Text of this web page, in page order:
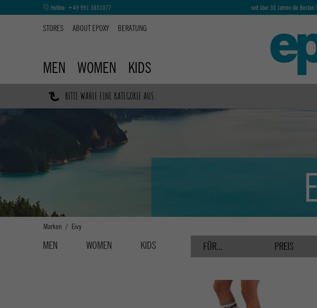
Hotline: +49 991 3831077 seit über 30 Jahren die Besten
STORES ABOUT EPOXY BERATUNG
MEN WOMEN KIDS
↷ BITTE WÄHLE EINE KATEGORIE AUS.
Marken Eivy
MEN WOMEN KIDS FÜR... PREIS